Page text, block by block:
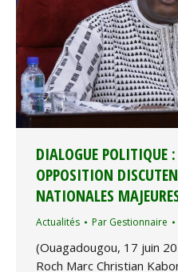
DIALOGUE POLITIQUE
OPPOSITION
NATIONALES
Actualités Par Gestionnaire
(Ouagadougou, 17 juin
Roch Marc Christian